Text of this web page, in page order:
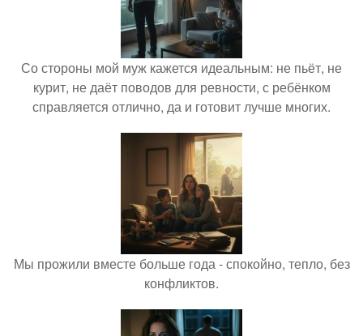
Со стороны мой муж кажется идеальным: не пьёт, не
курит, не даёт поводов для ревности, с ребёнком
справляется отлично, да и готовит лучше многих.
Мы прожили вместе больше года - спокойно, тепло, без
конфликтов.